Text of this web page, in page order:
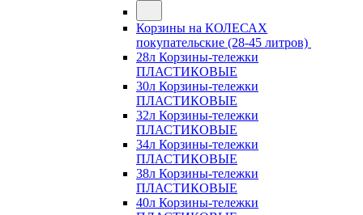
Корзины на КОЛЕСАХ
покупательские (28-45 литров)
28л Корзины-тележки
ПЛАСТИКОВЫЕ
30л Корзины-тележки
ПЛАСТИКОВЫЕ
32л Корзины-тележки
ПЛАСТИКОВЫЕ
34л Корзины-тележки
ПЛАСТИКОВЫЕ
38л Корзины-тележки
ПЛАСТИКОВЫЕ
40л Корзины-тележки